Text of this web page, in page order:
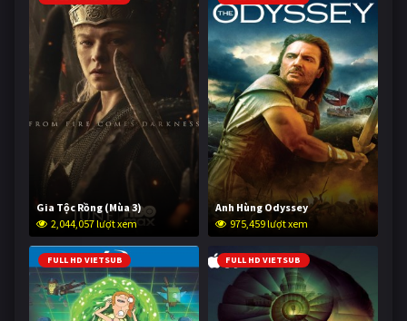
Gia Tộc Rồng (Mùa 3)
2,044,057 lượt xem
Anh Hùng Odyssey
975,459 lượt xem
FULL HD VIETSUB FULL HD VIETSUB